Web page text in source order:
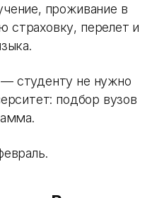
проживание в
перелет и
студенту не нужно
подбор вузов